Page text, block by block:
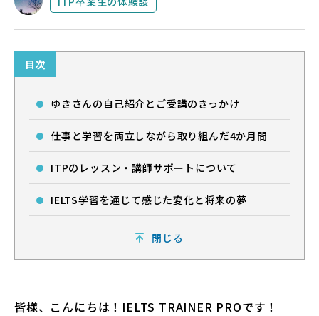
ログイン
目次
ゆきさんの自己紹介とご受講のきっかけ
仕事と学習を両立しながら取り組んだ4か月間
ITPのレッスン・講師サポートについて
IELTS学習を通じて感じた変化と将来の夢
閉じる
皆様、こんにちは！IELTS TRAINER PROです！